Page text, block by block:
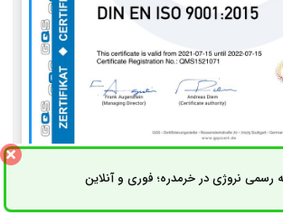
ISO 9001
رسمی نروژی در خرمدره؛ فوری و آنلاینثبت سفارش